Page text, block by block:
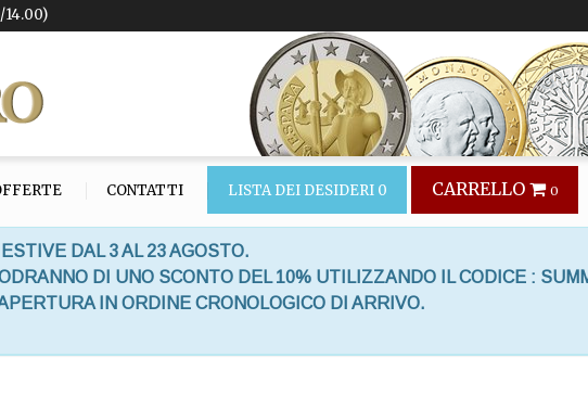
14.00)
CONTATTI LISTA DEI DESIDERI 0 CARRELLO 0
DAL 3 AL 23 AGOSTO.
DI UNO SCONTO DEL 10% UTILIZZANDO IL CODICE :
IN ORDINE CRONOLOGICO DI ARRIVO.